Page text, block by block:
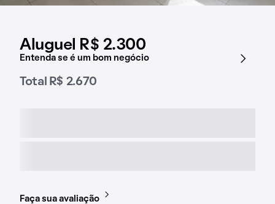
Aluguel R$ 2.300
Entenda se é um bom negócio
Total R$ 2.670
Faça sua avaliação